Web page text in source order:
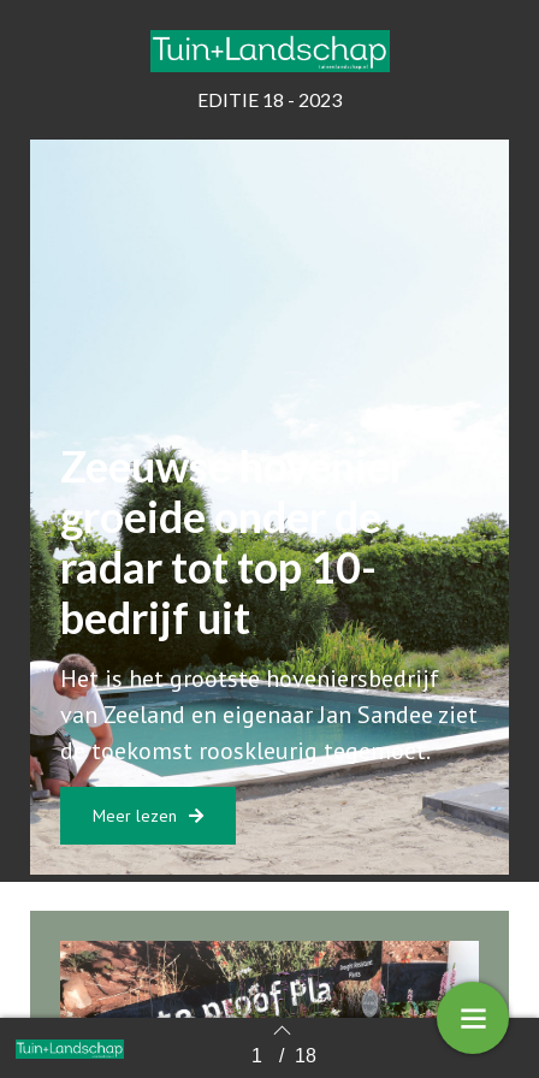
Terug naar overzicht 1 / 18
EDITIE 18 - 2023
Zeeuwse hovenier
groeide onder de
radar tot top 10-
bedrijf uit
Het is het grootste hoveniersbedrijf
van Zeeland en eigenaar Jan Sandee ziet
de toekomst rooskleurig tegemoet.
Meer lezen